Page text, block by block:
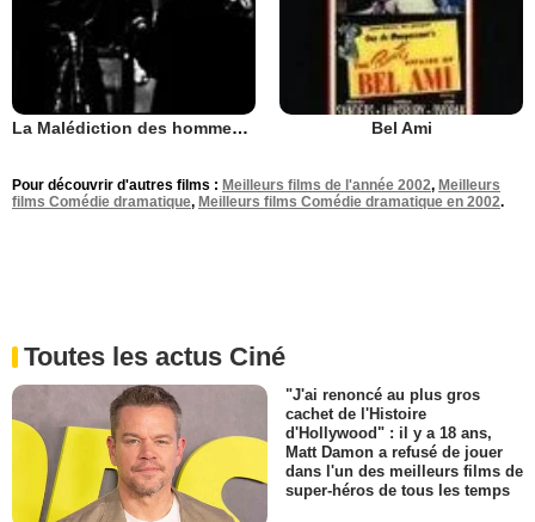
La Malédiction des hommes-chats Bel Ami
Pour découvrir d'autres films : Meilleurs films de l'année 2002, Meilleurs
films Comédie dramatique, Meilleurs films Comédie dramatique en 2002.
Toutes les actus Ciné
"J'ai renoncé au plus gros
cachet de l'Histoire
d'Hollywood" : il y a 18 ans,
Matt Damon a refusé de jouer
dans l'un des meilleurs films de
super-héros de tous les temps